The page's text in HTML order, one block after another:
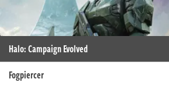
Halo: Campaign Evolved
Fogpiercer